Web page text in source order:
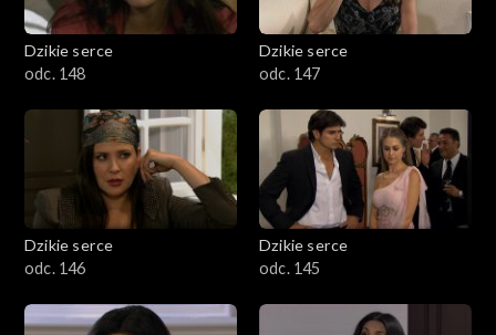
Dzikie serce
odc. 148
Dzikie serce
odc. 147
Dzikie serce
odc. 146
Dzikie serce
odc. 145